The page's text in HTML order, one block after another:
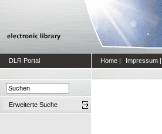
DLR Portal Home | Impressum |
Erweiterte Suche